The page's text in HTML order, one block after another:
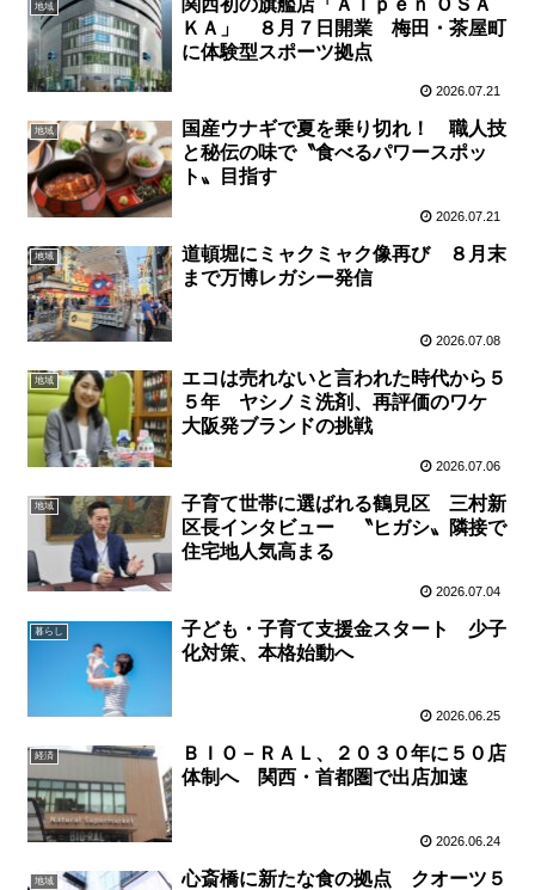
地域
ＫＡ」 ８月７日開業 梅田・茶屋町
に体験型スポーツ拠点
2026.07.21
地域
国産ウナギで夏を乗り切れ！ 職人技
と秘伝の味で〝食べるパワースポッ
ト〟目指す
2026.07.21
地域
道頓堀にミャクミャク像再び ８月末
まで万博レガシー発信
2026.07.08
地域
エコは売れないと言われた時代から５
５年 ヤシノミ洗剤、再評価のワケ
大阪発ブランドの挑戦
2026.07.06
地域
子育て世帯に選ばれる鶴見区 三村新
区長インタビュー 〝ヒガシ〟隣接で
住宅地人気高まる
2026.07.04
暮らし
子ども・子育て支援金スタート 少子
化対策、本格始動へ
2026.06.25
経済
ＢＩＯ－ＲＡＬ、２０３０年に５０店
体制へ 関西・首都圏で出店加速
2026.06.24
地域
心斎橋に新たな食の拠点 クオーツ５